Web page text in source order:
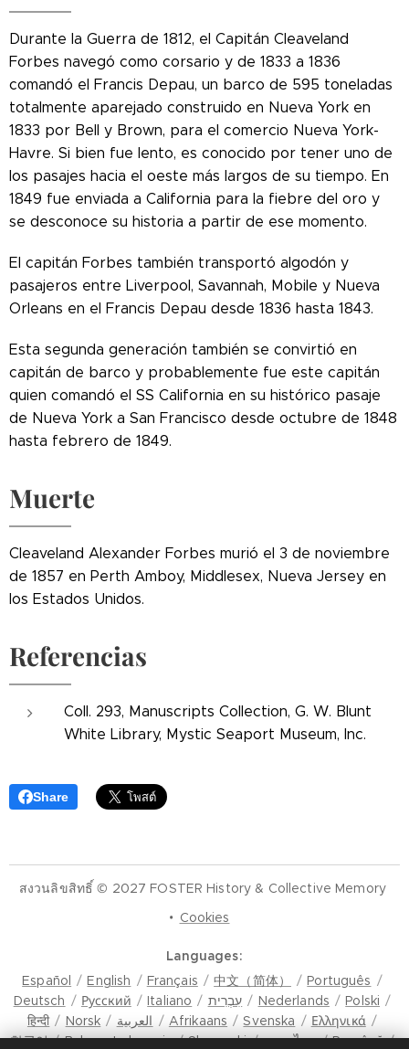
Durante la Guerra de 1812, el Capitán Cleaveland
Forbes navegó como corsario y de 1833 a 1836
comandó el Francis Depau, un barco de 595 toneladas
totalmente aparejado construido en Nueva York en
1833 por Bell y Brown, para el comercio Nueva York-
Havre. Si bien fue lento, es conocido por tener uno de
los pasajes hacia el oeste más largos de su tiempo. En
1849 fue enviada a California para la fiebre del oro y
se desconoce su historia a partir de ese momento.
El capitán Forbes también transportó algodón y
pasajeros entre Liverpool, Savannah, Mobile y Nueva
Orleans en el Francis Depau desde 1836 hasta 1843.
Esta segunda generación también se convirtió en
capitán de barco y probablemente fue este capitán
quien comandó el SS California en su histórico pasaje
de Nueva York a San Francisco desde octubre de 1848
hasta febrero de 1849.
Muerte
Cleaveland Alexander Forbes murió el 3 de noviembre
de 1857 en Perth Amboy, Middlesex, Nueva Jersey en
los Estados Unidos.
Referencias
Coll. 293, Manuscripts Collection, G. W. Blunt
White Library, Mystic Seaport Museum, Inc.
Share
สงวนลิขสิทธิ์ © 2027 FOSTER History & Collective Memory
Cookies
Languages
Español
English Français 中文（简体）
Português
Deutsch
Русский Italiano עִבְרִית Nederlands
Polski
हिन्दी
Norsk العربية Afrikaans Svenska
Ελληνικά
한국어
Bahasa Indonesia Slovenski ภาษาไทย Română